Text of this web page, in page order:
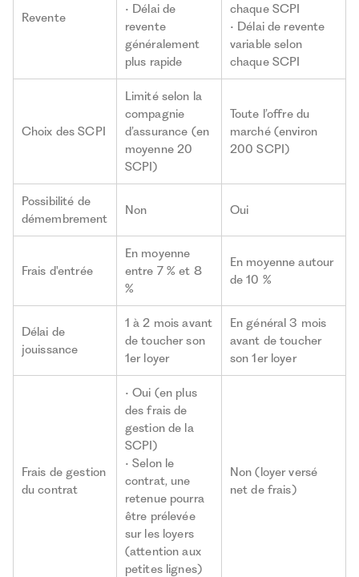
Revente
• Délai de
revente
généralement
plus rapide
chaque SCPI
• Délai de revente
variable selon
chaque SCPI
Choix des SCPI
Limité selon la
compagnie
d’assurance (en
moyenne 20
SCPI)
Toute l’offre du
marché (environ
200 SCPI)
Possibilité de
démembrement
Non Oui
Frais d'entrée
En moyenne
entre 7 % et 8
%
En moyenne autour
de 10 %
Délai de
jouissance
1 à 2 mois avant
de toucher son
1er loyer
En général 3 mois
avant de toucher
son 1er loyer
Frais de gestion
du contrat
• Oui (en plus
des frais de
gestion de la
SCPI)
• Selon le
contrat, une
retenue pourra
être prélevée
sur les loyers
(attention aux
petites lignes)
Non (loyer versé
net de frais)